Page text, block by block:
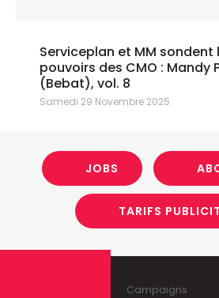
Serviceplan et MM sondent
pouvoirs des CMO : Mandy
(Bebat), vol. 8
Samedi 29 Novembre 2025
JOBS
TARIFS
Campaigns